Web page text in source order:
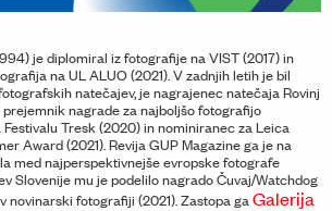
je diplomiral iz fotografije na VIST (2017) in
na UL ALUO (2021). V zadnjih letih je bil
natečajev, je nagrajenec natečaja Rovinj
prejemnik nagrade za najboljšo fotografijo
Tresk (2020) in nominiranec za Leica
Award (2021). Revija GUP Magazine ga je na
med najperspektivnejše evropske fotografe
Slovenije mu je podelilo nagrado Čuvaj/Watchdog
novinarski fotografiji (2021). Zastopa ga Galerija